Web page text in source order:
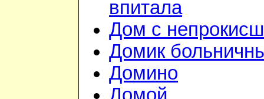
впитала
Дом с
Домик
Домино